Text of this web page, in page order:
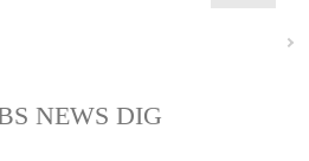
NEWS DIG